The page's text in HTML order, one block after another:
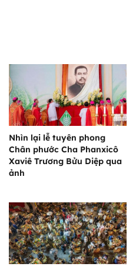
Nhìn lại lễ tuyên phong
Chân phước Cha Phanxicô
Xaviê Trương Bửu Diệp qua
ảnh